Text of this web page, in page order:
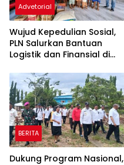
Advetorial
Wujud Kepedulian Sosial,
PLN Salurkan Bantuan
Logistik dan Finansial di
BERITA
Dukung Program Nasional,